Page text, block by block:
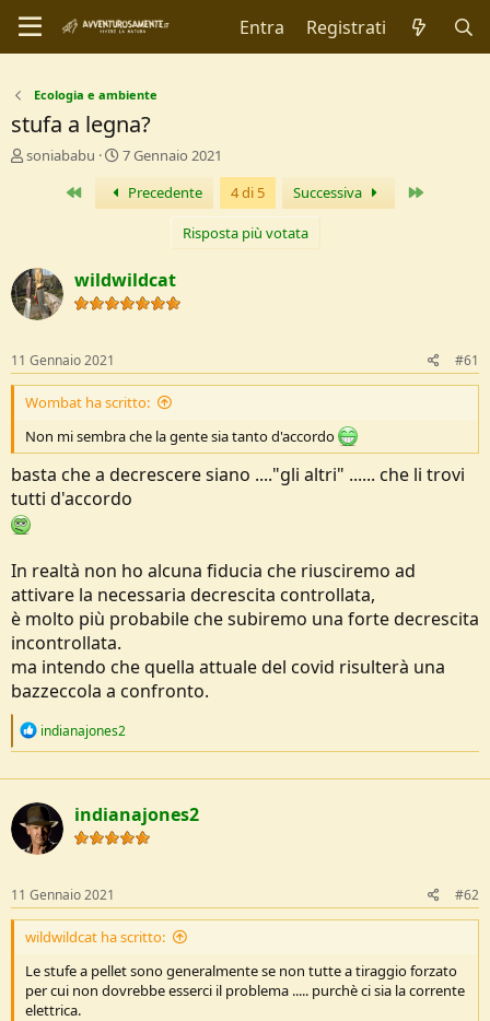
Entra Registrati
Ecologia e ambiente
stufa a legna?
C
r
e
D
c
u
s
s
i
o
n
e
soniababu
D
a
I
n
i
o
7 Gennaio 2021
Primo Precedente 4 di 5 Successiva
Risposta più votata
wildwildcat
11 Gennaio 2021 #61
Wombat ha scritto:
Non mi sembra che la gente sia tanto d'accordo
basta che a decrescere siano ...."gli altri" ...... che li trovi
tutti d'accordo
In realtà non ho alcuna fiducia che riusciremo ad
attivare la necessaria decrescita controllata,
è molto più probabile che subiremo una forte decrescita
incontrollata.
ma intendo che quella attuale del covid risulterà una
bazzeccola a confronto.
R
c
t
i
o
n
indianajones2
indianajones2
11 Gennaio 2021 #62
wildwildcat ha scritto:
Le stufe a pellet sono generalmente se non tutte a tiraggio forzato
per cui non dovrebbe esserci il problema ..... purchè ci sia la corrente
elettrica.